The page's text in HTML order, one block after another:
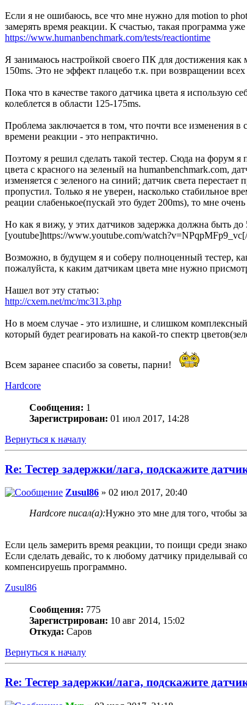
Если я не ошибаюсь, все что мне нужно для motion to
замерять время реакции. К счастью, такая программа уже
https://www.humanbenchmark.com/tests/reactiontime
Я занимаюсь настройкой своего ПК для достижения
150ms. Это не эффект плацебо т.к. при возвращении
Пока что в качестве такого датчика цвета я использую
колеблется в области 125-175ms.
Проблема заключается в том, что почти все изменения
времени реакции - это непрактично.
Поэтому я решил сделать такой тестер. Сюда на
цвета с красного на зеленый на humanbenchmark.com,
изменяется с зеленого на синий; датчик света
пропустил. Только я не уверен, насколько стабильное
реации слабенькое(пускай это будет 200ms), то мне
Но как я вижу, у этих датчиков задержка должна быть до
[youtube]https://www.youtube.com/
Возможно, в будущем я и соберу полноценный тестер,
пожалуйста, к каким датчикам цвета мне нужно
Нашел вот эту статью:
http://cxem.net/mc/mc313.php
Но в моем случае - это излишне, и слишком
который будет реагировать на какой-то спектр
Всем заранее спасибо за советы, парни!
Hardcore
Сообщения: 1
Зарегистрирован: 01 июл 2017, 14:28
Вернуться к началу
Re: Тестер задержки/лага, подскажите
Zusul86 » 02 июл 2017, 20:40
Hardcore писал(а):Нужно это мне для того, чтобы
Если цель замерить время реакции, то поищи среди
Если сделать девайс, то к любому датчику приделывай
компенсируешь программно.
Zusul86
Сообщения: 775
Зарегистрирован: 10 авг 2014, 15:02
Откуда: Саров
Вернуться к началу
Re: Тестер задержки/лага, подскажите